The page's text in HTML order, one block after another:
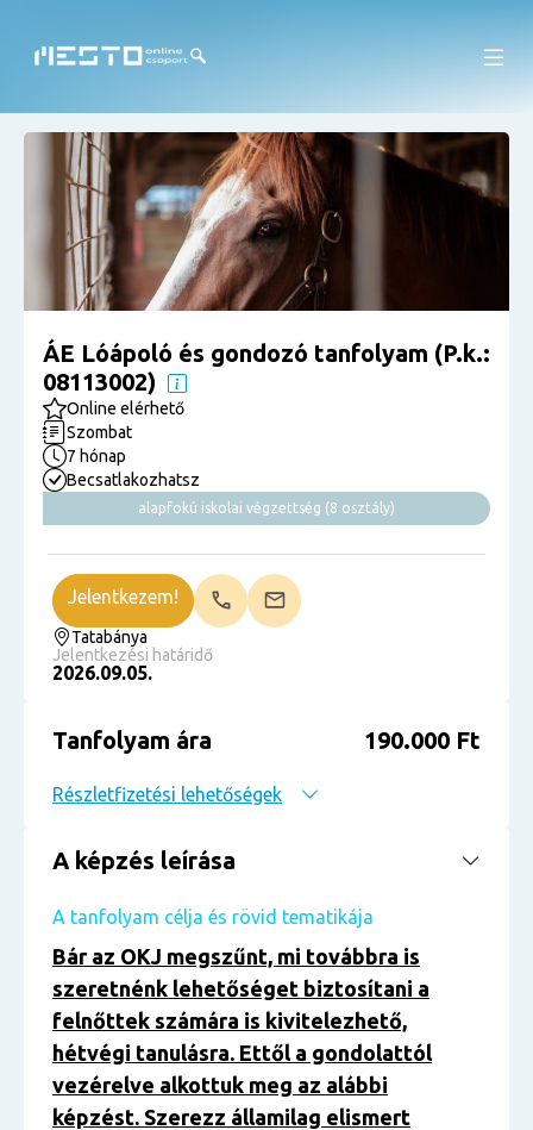
ÁE Lóápoló és gondozó tanfolyam (P.k.:
08113002)
Online elérhető
Szombat
7 hónap
Becsatlakozhatsz
alapfokú iskolai végzettség (8 osztály)
Tatabánya
Jelentkezési határidő
2026.09.05.
Jelentkezem!
Tanfolyam ára 190.000 Ft
Részletfizetési lehetőségek
A képzés leírása
A tanfolyam célja és rövid tematikája
Bár az OKJ megszűnt, mi továbbra is
szeretnénk lehetőséget biztosítani a
felnőttek számára is kivitelezhető,
hétvégi tanulásra. Ettől a gondolattól
vezérelve alkottuk meg az alábbi
képzést. Szerezz államilag elismert